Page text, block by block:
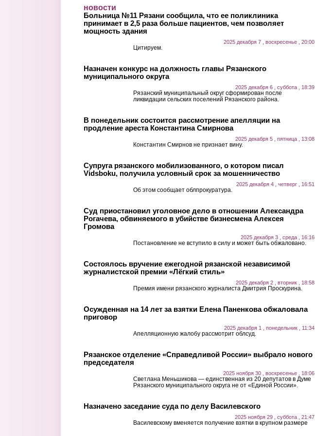
новости
Больница №11 Рязани сообщила, что ее поликлиника
принимает в 2,5 раза больше пациентов, чем позволяет
мощность здания
2025 декабря 7 , воскресенье , 20:00
Цитируем.
Назначен конкурс на должность главы Рязанского
муниципального округа
2025 декабря 6 , суббота , 18:39
Рязанский муниципальный округ сформирован после
ликвидации сельских поселений Рязанского района.
В понедельник состоится рассмотрение апелляции на
продление ареста Константина Смирнова
2025 декабря 5 , пятница , 13:08
Константин Смирнов не признает вину.
Супруга рязанского мобилизованного, о котором писал
Vidsboku, получила условный срок за мошенничество
2025 декабря 4 , четверг , 16:51
Об этом сообщает облпрокуратура.
Суд приостановил уголовное дело в отношении Александра
Рогачева, обвиняемого в убийстве бизнесмена Алексея
Громова
2025 декабря 3 , среда , 16:16
Постановление не вступило в силу и может быть обжаловано.
Состоялось вручение ежегодной рязанской независимой
журналистской премии «Лёгкий стиль»
2025 декабря 2 , вторник , 18:58
Премия имени рязанского журналиста Дмитрия Проскурина.
Осужденная на 14 лет за взятки Елена Паненкова обжаловала
приговор
2025 декабря 1 , понедельник , 11:34
Апелляционную жалобу рассмотрит облсуд.
Рязанское отделение «Справедливой России» выбрало нового
председателя
2025 ноября 30 , воскресенье , 18:06
Светлана Меньшикова — единственная из 20 депутатов в Думе
Рязанского муниципального округа не от «Единой России».
Назначено заседание суда по делу Василевского
2025 ноября 29 , суббота , 21:47
Василевскому вменяется получение взятки в крупном размере